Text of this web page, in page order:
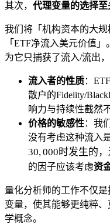
其次， 代理变量的选择至
我们将「机构资本的大
「ETF净流入美元价值
为它只捕获了流入/流出
流入者的性质：
散户的Fidelity/
响力与持续性截然
价格的敏感性：我
没有考虑这种流入
30, 000时发生的
的因子应该考虑资
量化分析师的工作不仅
变量，使其能够更纯粹
学概念。